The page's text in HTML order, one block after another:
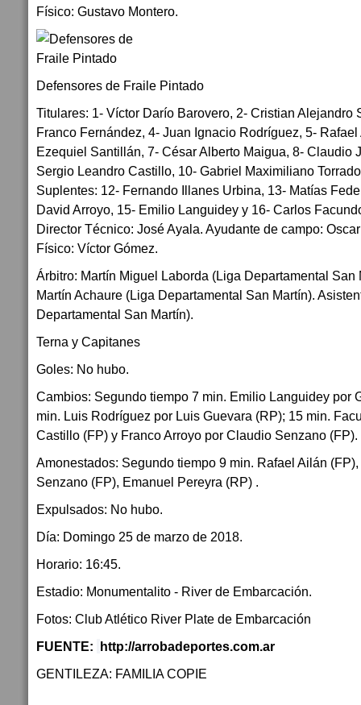
Físico: Gustavo Montero.
Defensores de Fraile Pintado
Titulares: 1- Víctor Darío Barovero, 2- Cristian Alejandro
Franco Fernández, 4- Juan Ignacio Rodríguez, 5-
Ezequiel Santillán, 7- César Alberto Maigua, 8- Claudio
Sergio Leandro Castillo, 10- Gabriel Maximiliano
Suplentes: 12- Fernando Illanes Urbina, 13- Matías
David Arroyo, 15- Emilio Languidey y 16- Carlos
Director Técnico: José Ayala. Ayudante de campo:
Físico: Víctor Gómez.
Árbitro: Martín Miguel Laborda (Liga Departamental San
Martín Achaure (Liga Departamental San Martín).
Departamental San Martín).
Terna y Capitanes
Goles: No hubo.
Cambios: Segundo tiempo 7 min. Emilio Languidey por
min. Luis Rodríguez por Luis Guevara (RP); 15 min.
Castillo (FP) y Franco Arroyo por Claudio Senzano (FP).
Amonestados: Segundo tiempo 9 min. Rafael Ailán
Senzano (FP), Emanuel Pereyra (RP) .
Expulsados: No hubo.
Día: Domingo 25 de marzo de 2018.
Horario: 16:45.
Estadio: Monumentalito - River de Embarcación.
Fotos: Club Atlético River Plate de Embarcación
FUENTE: http://arrobadeportes.com.ar
GENTILEZA: FAMILIA COPIE